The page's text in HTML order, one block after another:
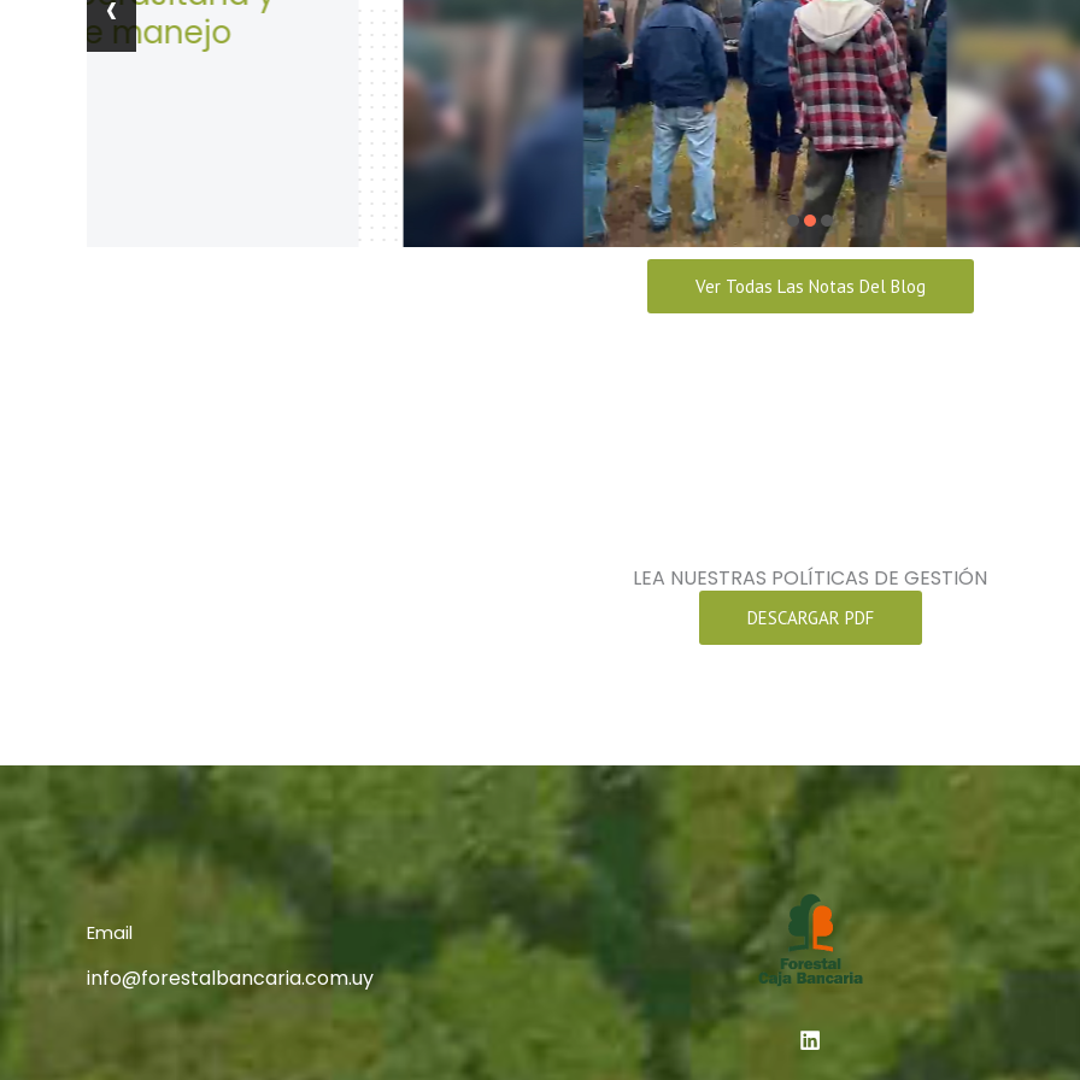
Seguridad y Salud en el trabajo.
Ver Todas Las Notas Del Blog
LEA NUESTRAS POLÍTICAS DE GESTIÓN
DESCARGAR PDF
Email
info@forestalbancaria.com.uy